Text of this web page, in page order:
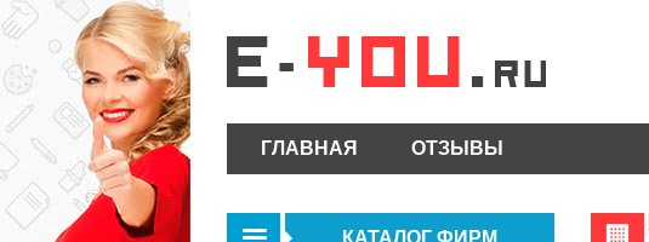
ГЛАВНАЯ ОТЗЫВЫ
КАТАЛОГ ФИРМ